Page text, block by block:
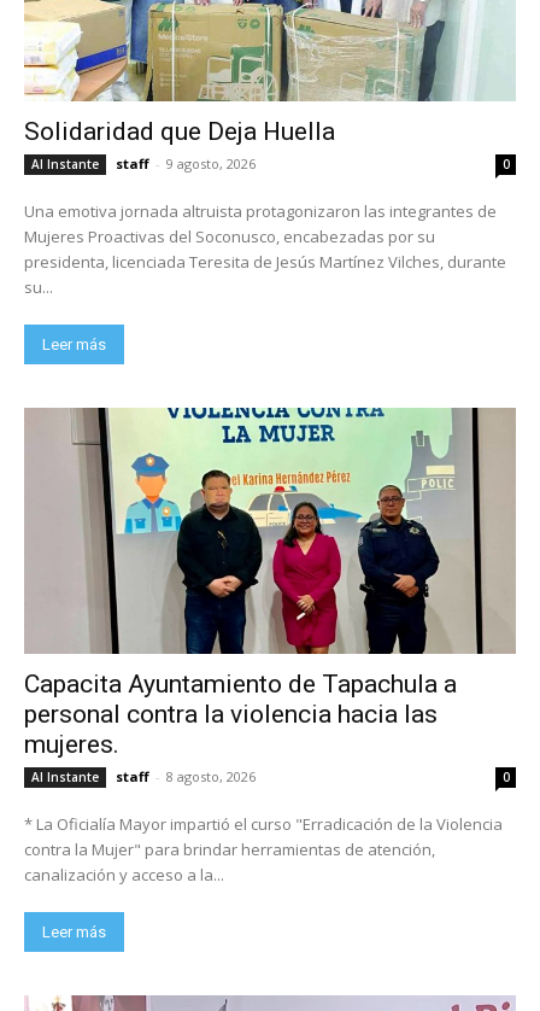
Solidaridad que Deja Huella
Al Instante staff - 9 agosto, 2026 0
Una emotiva jornada altruista protagonizaron las integrantes de
Mujeres Proactivas del Soconusco, encabezadas por su
presidenta, licenciada Teresita de Jesús Martínez Vilches, durante
su...
Leer más
Capacita Ayuntamiento de Tapachula a
personal contra la violencia hacia las
mujeres.
Al Instante staff - 8 agosto, 2026 0
* La Oficialía Mayor impartió el curso "Erradicación de la Violencia
contra la Mujer" para brindar herramientas de atención,
canalización y acceso a la...
Leer más